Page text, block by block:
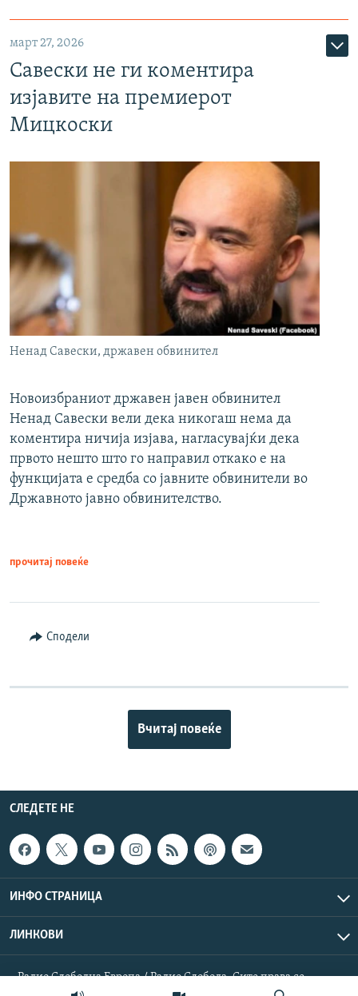
март 27, 2026
Савески не ги коментира
изјавите на премиерот
Мицкоски
Ненад Савески, државен обвинител
Новоизбраниот државен јавен обвинител
Ненад Савески вели дека никогаш нема да
коментира ничија изјава, нагласувајќи дека
првото нешто што го направил откако е на
функцијата е средба со јавните обвинители во
Државното јавно обвинителство.
прочитај повеќе
Сподели
Вчитај повеќе
СЛЕДЕТЕ НЕ
ИНФО СТРАНИЦА
ЛИНКОВИ
Радио Слободна Европа / Радио Слобода. Сите права се
резервирани